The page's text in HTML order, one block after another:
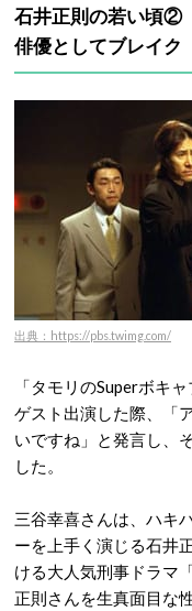
石井正則の若い頃②
俳優としてブレイク
出典：https://pbs.twimg.com/
「タモリのSuperボキ
ゲスト出演した際、「
いですね」と発言し、
した。
三谷幸喜さんは、ハキ
ーを上手く演じる石井
ける大人気刑事ドラマ
正則さんを生真面目な